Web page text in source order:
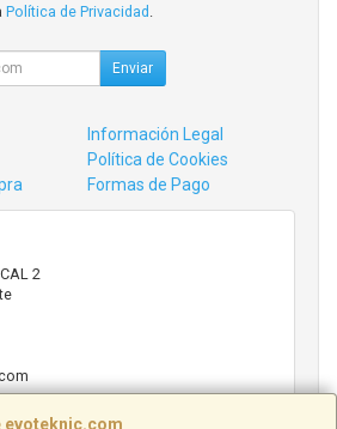
evoteknic.com
Política de Privacidad
Enviar
Información Legal
Política de Cookies
Formas de Pago
2